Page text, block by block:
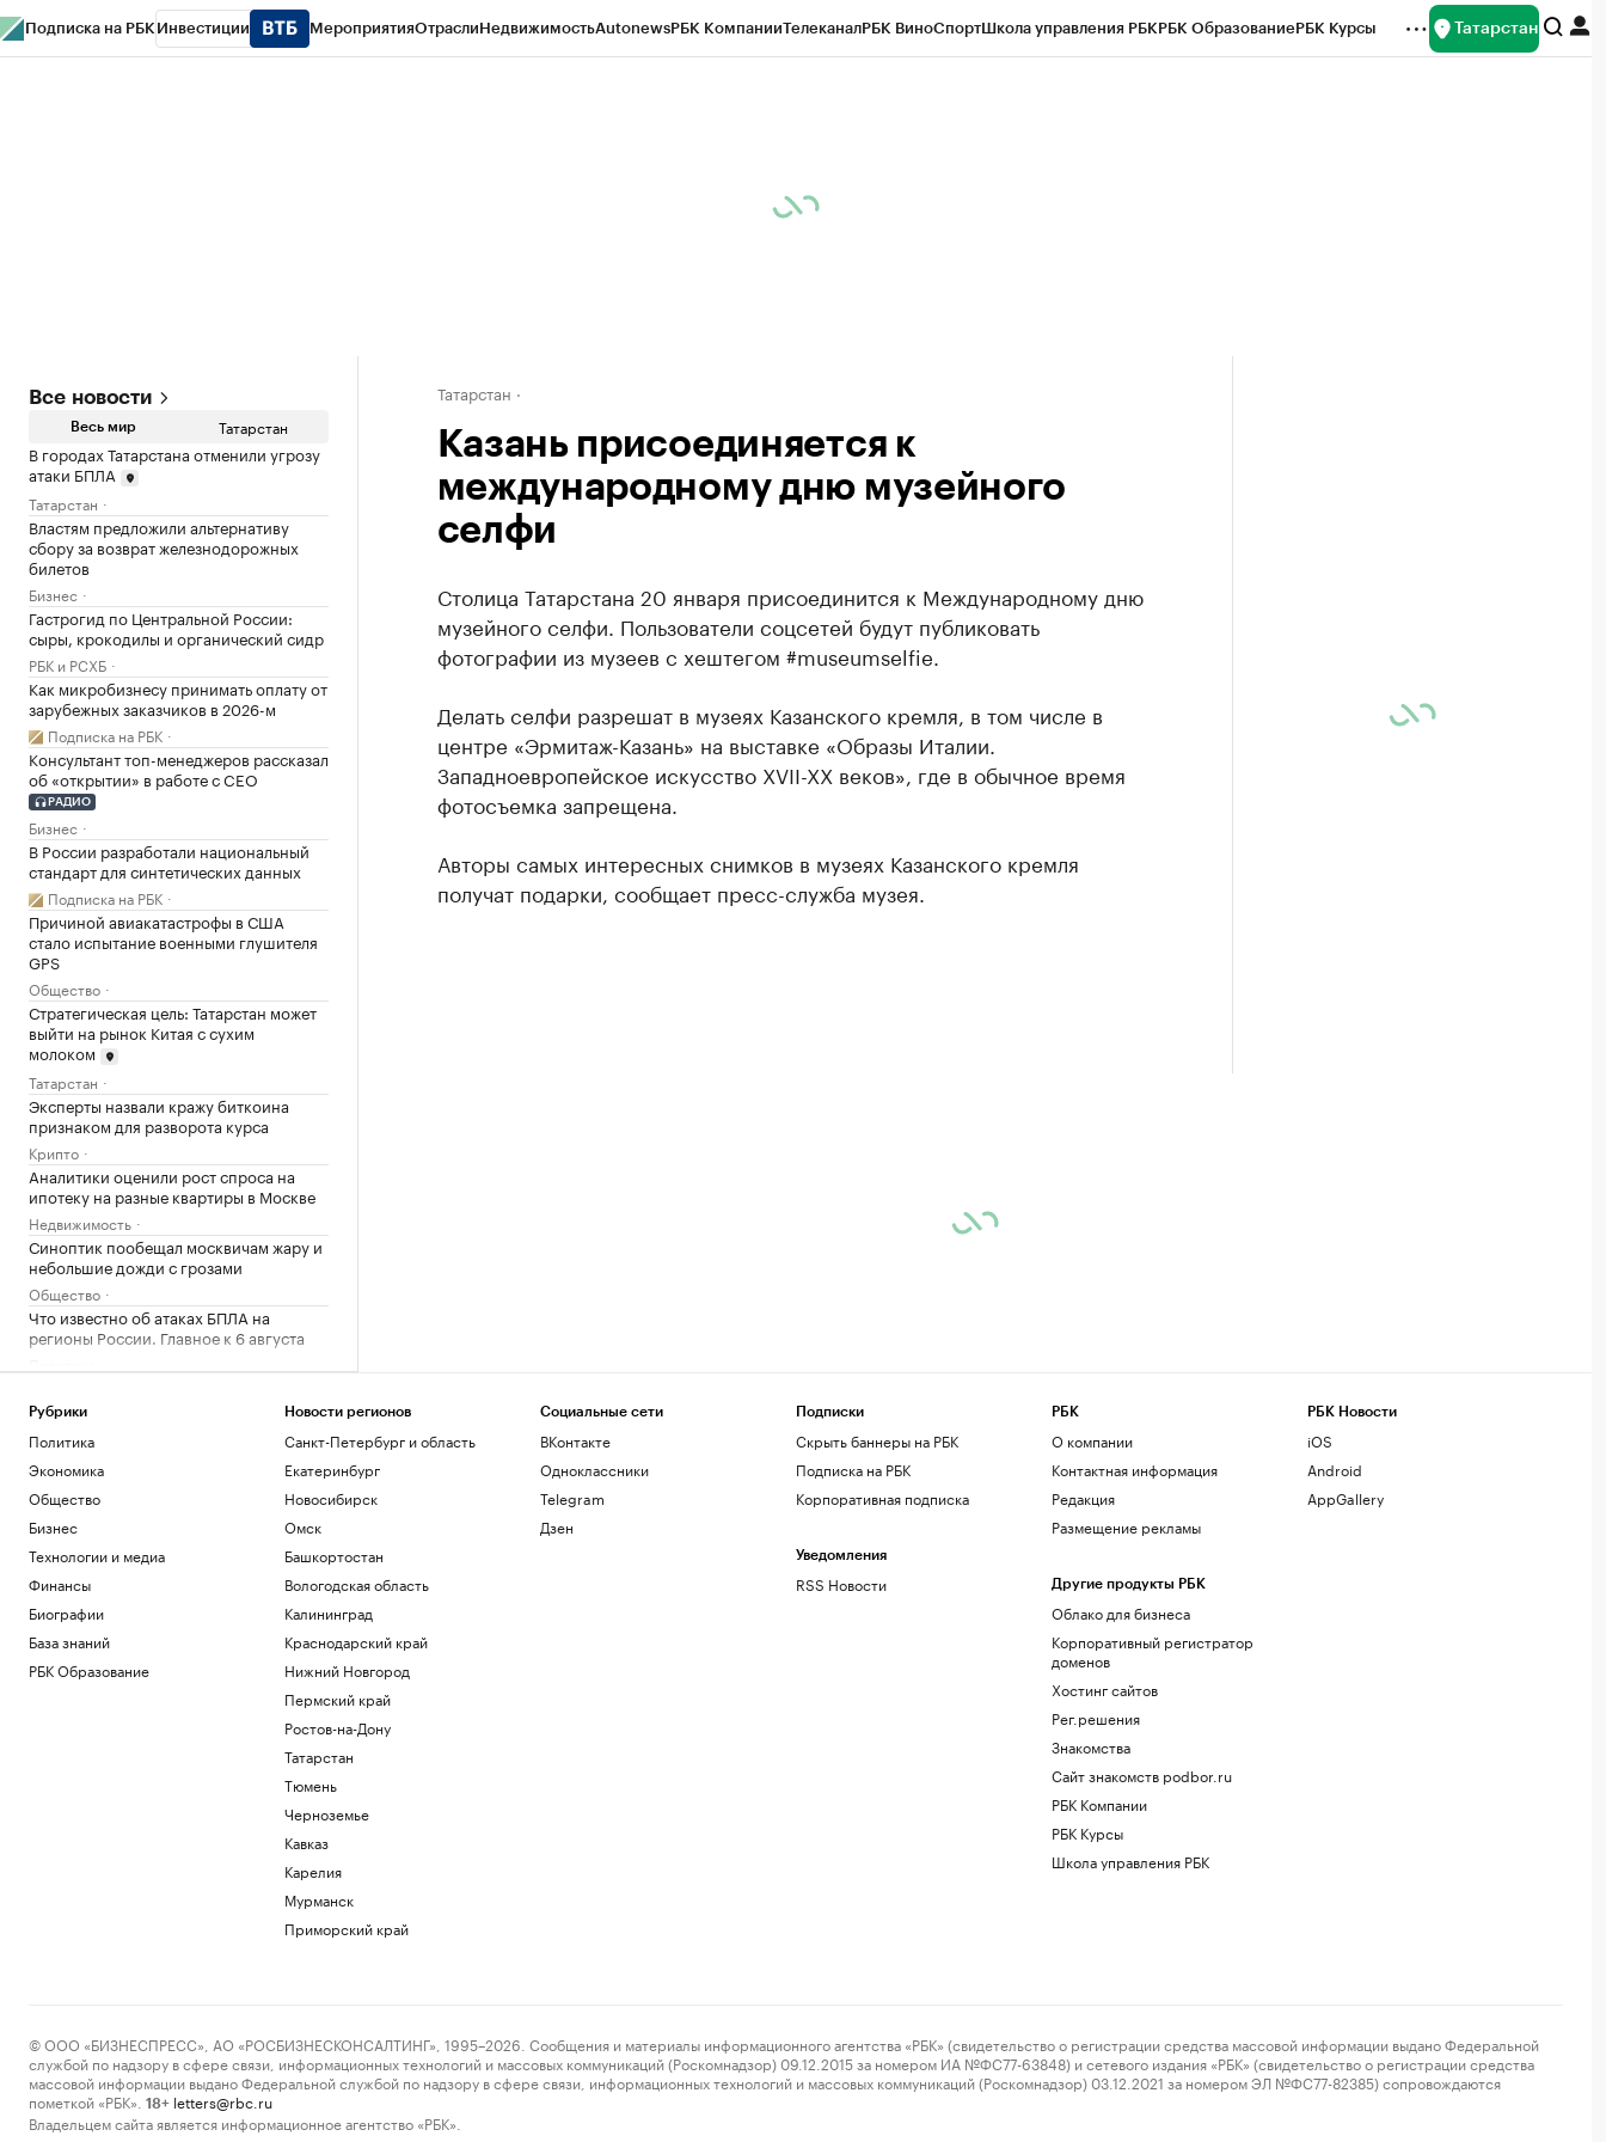
Подписка на РБК Инвестиции МероприятияОтраслиНедвижимостьAutonewsРБК КомпанииТелеканалРБК ВиноСпортШкола управления РБКРБК ОбразованиеРБК Курсы Татарстан
Все новости
Весь мир Татарстан
В городах Татарстана отменили угрозу
атаки БПЛА
Татарстан
Властям предложили альтернативу
сбору за возврат железнодорожных
билетов
Бизнес
Гастрогид по Центральной России:
сыры, крокодилы и органический сидр
РБК и РСХБ
Как микробизнесу принимать оплату от
зарубежных заказчиков в 2026-м
Подписка на РБК
Консультант топ-менеджеров рассказал
об «открытии» в работе с CEO
РАДИО
Бизнес
В России разработали национальный
стандарт для синтетических данных
Подписка на РБК
Причиной авиакатастрофы в США
стало испытание военными глушителя
GPS
Общество
Стратегическая цель: Татарстан может
выйти на рынок Китая с сухим
молоком
Татарстан
Эксперты назвали кражу биткоина
признаком для разворота курса
Крипто
Аналитики оценили рост спроса на
ипотеку на разные квартиры в Москве
Недвижимость
Синоптик пообещал москвичам жару и
небольшие дожди с грозами
Общество
Что известно об атаках БПЛА на
регионы России. Главное к 6 августа
меняют отношение к обучению в вузах
США
Силы ПВО за ночь сбили 605
украинских беспилотников над
регионами России
Политика
В Тверской области обломки дрона
повредили фасад объекта Wildberries
Политика
Появились первые кадры пропавшего в
Иркутской области самолета
Турция ввела налоговые каникулы на
20 лет: кому это может быть интересно
Больше прогулок, свежего воздуха и
отдыха: квартиры рядом с парками
Татарстан
Казань присоединяется к
международному дню музейного
селфи
Столица Татарстана 20 января присоединится к Международному дню
музейного селфи. Пользователи соцсетей будут публиковать
фотографии из музеев с хештегом #museumselfie.
Делать селфи разрешат в музеях Казанского кремля, в том числе в
центре «Эрмитаж-Казань» на выставке «Образы Италии.
Западноевропейское искусство XVII-XX веков», где в обычное время
фотосъемка запрещена.
Авторы самых интересных снимков в музеях Казанского кремля
получат подарки, сообщает пресс-служба музея.
Рубрики
Политика
Экономика
Общество
Бизнес
Технологии и медиа
Финансы
Биографии
База знаний
РБК Образование
Новости регионов
Санкт-Петербург и область
Екатеринбург
Новосибирск
Омск
Башкортостан
Вологодская область
Калининград
Краснодарский край
Нижний Новгород
Пермский край
Ростов-на-Дону
Татарстан
Тюмень
Черноземье
Кавказ
Карелия
Мурманск
Приморский край
Социальные сети
ВКонтакте
Одноклассники
Telegram
Дзен
Подписки
Скрыть баннеры на РБК
Подписка на РБК
Корпоративная подписка
Уведомления
RSS Новости
РБК
О компании
Контактная информация
Редакция
Размещение рекламы
Другие продукты РБК
Облако для бизнеса
Корпоративный регистратор
доменов
Хостинг сайтов
Рег.решения
Знакомства
Сайт знакомств podbor.ru
РБК Компании
РБК Курсы
Школа управления РБК
РБК Новости
iOS
Android
AppGallery
© ООО «БИЗНЕСПРЕСС», АО «РОСБИЗНЕСКОНСАЛТИНГ», 1995–2026. Сообщения и материалы информационного агентства «РБК» (свидетельство о регистрации средства массовой информации выдано Федеральной
службой по надзору в сфере связи, информационных технологий и массовых коммуникаций (Роскомнадзор) 09.12.2015 за номером ИА №ФС77-63848) и сетевого издания «РБК» (свидетельство о регистрации средства
массовой информации выдано Федеральной службой по надзору в сфере связи, информационных технологий и массовых коммуникаций (Роскомнадзор) 03.12.2021 за номером ЭЛ №ФС77-82385) сопровождаются
пометкой «РБК».
18+ letters@rbc.ru
Владельцем сайта является информационное агентство «РБК».